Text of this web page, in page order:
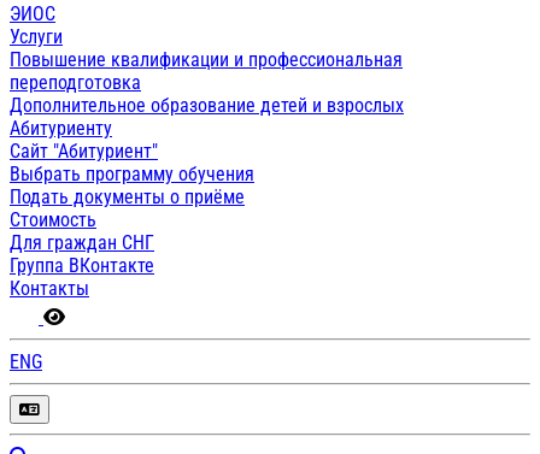
ЭИОС
Услуги
Повышение квалификации и профессиональная
переподготовка
Дополнительное образование детей и взрослых
Абитуриенту
Сайт "Абитуриент"
Выбрать программу обучения
Подать документы о приёме
Стоимость
Для граждан СНГ
Группа ВКонтакте
Контакты
ENG